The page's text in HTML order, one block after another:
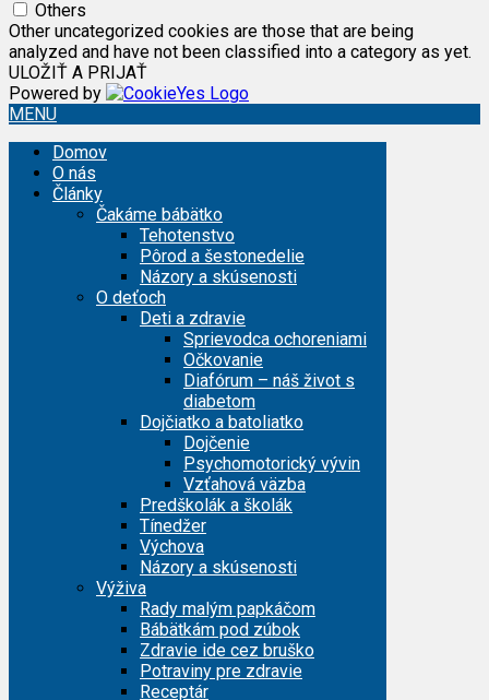
Others
Other uncategorized cookies are those that are being
analyzed and have not been classified into a category as yet.
ULOŽIŤ A PRIJAŤ
Powered by
MENU
Domov
O nás
Články
Čakáme bábätko
Tehotenstvo
Pôrod a šestonedelie
Názory a skúsenosti
O deťoch
Deti a zdravie
Sprievodca ochoreniami
Očkovanie
Diafórum – náš život s
diabetom
Dojčiatko a batoliatko
Dojčenie
Psychomotorický vývin
Vzťahová väzba
Predškolák a školák
Tínedžer
Výchova
Názory a skúsenosti
Výživa
Rady malým papkáčom
Bábätkám pod zúbok
Zdravie ide cez bruško
Potraviny pre zdravie
Receptár